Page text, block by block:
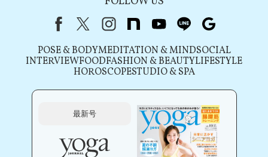
FacebookX（旧Twitter）
instagram
note youtubeline
POSE & BODYMEDITATION & MINDSOCIAL
INTERVIEWFOODFASHION & BEAUTYLIFESTYLE
HOROSCOPESTUDIO & SPA
最新号